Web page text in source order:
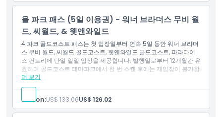
적합하지 않은 대상
운영 시간
알아야 할 사항
위치
입장권: 씨 월드
입장권: 웻앤와일드
올 파크 패스 (5일 이용권) - 워너 브라더스 무비 월
드, 씨월드, & 웻앤와일드
4 파크 골드코스트 패스는 첫 입장일부터 연속 5일 동안 워너 브라더
스 무비 월드, 씨월드 골드코스트, 웻앤와일드 골드코스트, 파라다이
스 컨트리에 단일 일일 입장을 제공합니다. 발행일로부터 12개월간 유
효하며 골드코스트 테마파크에서 한 번 스캔 후에는 재입장이 불가합
니다.
더 보기
포함 사항
3일 어트랙션 패스
입장권: 워너 브라더스 무비 월드
입장권: 씨 월드
Person:US$ 133.06US$ 126.02